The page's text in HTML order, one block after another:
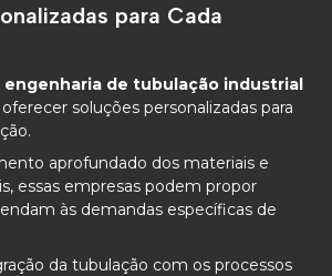
para Cada
engenharia de tubulação industrial
soluções personalizadas para
aprofundado dos materiais e
essas empresas podem propor
às demandas específicas de
da tubulação com os processos